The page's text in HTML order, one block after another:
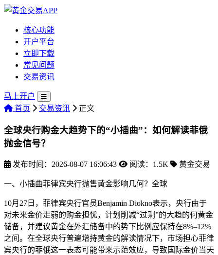
核心功能
开户平台
立即下载
常见问题
交易资讯
马上开户
首页
交易资讯 正文
全球央行购金大趋势下的“小插曲”：如何解读菲俄
抛金信号？
发布时间：2026-08-07 16:06:43 阅读：1.5K 黄金交易
一、小插曲菲律宾央行抛售黄金影响几何？全球
10月27日，菲律宾央行官员Benjamin Diokno表示，央行由于
对未来金价走弱的购金担忧，计划削减“过剩”的大趋的何黄金
储备，并建议黄金在外汇储备中的势下比例应保持在8%–12%
之间。在全球央行普遍增持黄金的解读情况下，市场担心菲律
宾央行的菲俄这一表态可能带来示范效应，导致国际金价当天